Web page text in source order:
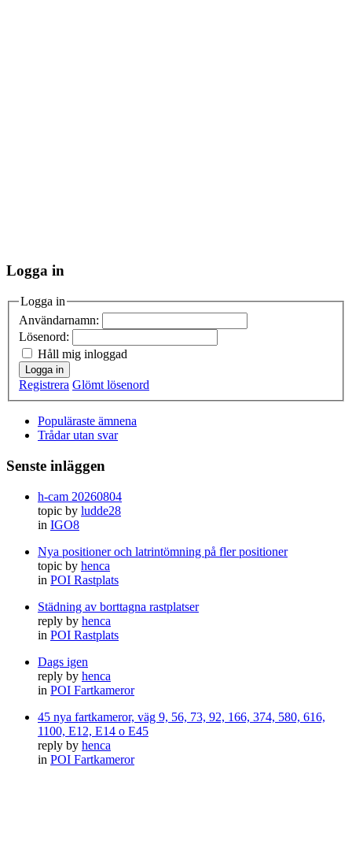
Logga in
Logga in
Användarnamn:
Lösenord:
Håll mig inloggad
Logga in
Registrera Glömt lösenord
Populäraste ämnena
Trådar utan svar
Senste inläggen
h-cam 20260804
topic by ludde28
in IGO8
Nya positioner och latrintömning på fler positioner
topic by henca
in POI Rastplats
Städning av borttagna rastplatser
reply by henca
in POI Rastplats
Dags igen
reply by henca
in POI Fartkameror
45 nya fartkameror, väg 9, 56, 73, 92, 166, 374, 580, 616,
1100, E12, E14 o E45
reply by henca
in POI Fartkameror